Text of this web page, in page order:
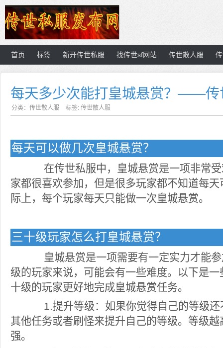
首页 标签 新开传世私服 找传世sf网站 传世散人服
每天多少次能打皇城悬赏？——传
分类： 传世散人服 标签: 传世散人服
每天可以做几次皇城悬赏？
在传世私服中，皇城悬赏是一项非常受
家都很喜欢参加，但是很多玩家都不知道每
际上，每个玩家每天只能做一次皇城悬赏。
三十级玩家怎么打皇城悬赏？
皇城悬赏是一项需要有一定实力才能参
级的玩家来说，可能会有一些难度。以下是
十级的玩家更好地完成皇城悬赏任务。
1.提升等级：如果你觉得自己的等级还
其他任务或者刷怪来提升自己的等级。等级
强。